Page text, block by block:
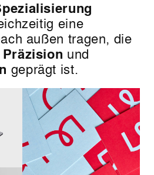
eine
außen tragen, die
Präzision und
geprägt ist.